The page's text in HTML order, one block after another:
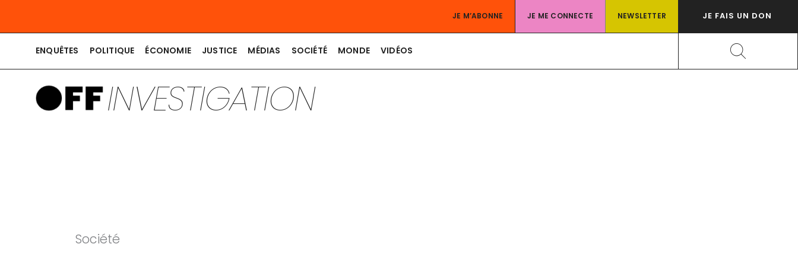
au
contenu
JE M’ABONNE JE ME CONNECTE NEWSLETTER JE FAIS UN DON
ENQUÊTES POLITIQUE ÉCONOMIE JUSTICE MÉDIAS SOCIÉTÉ MONDE VIDÉOS
Rechercher
INVESTIGATION
Société